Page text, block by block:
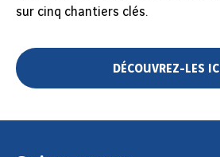
sur cinq chantiers clés.
DÉCOUVREZ-LES ICI